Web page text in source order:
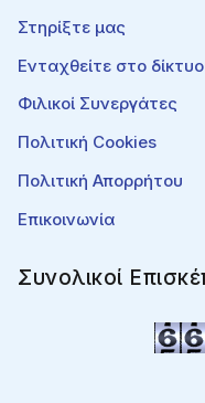
Στηρίξτε μας
Ενταχθείτε στο
Φιλικοί Συνεργάτες
Πολιτική Cookies
Πολιτική Απορρήτου
Επικοινωνία
Συνολικοί